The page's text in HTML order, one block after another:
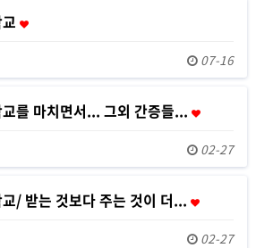
07-16
를 마치면서... 그외 간증들...
02-27
/ 받는 것보다 주는 것이 더...
02-27